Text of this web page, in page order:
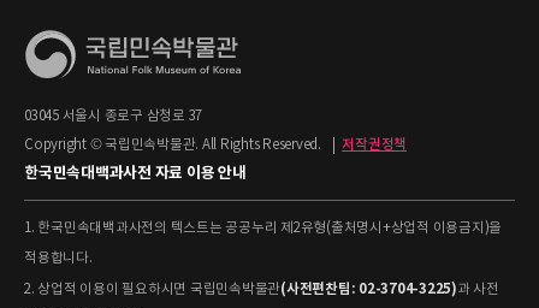
03045 서울시 종로구 삼청로 37
Copyright © 국립민속박물관. All Rights Reserved.
저작권정책
한국민속대백과사전 자료 이용 안내
1. 한국민속대백과사전의 텍스트는 공공누리 제2유형(출처명시+상업적 이용금지)을
적용합니다.
2. 상업적 이용이 필요하시면 국립민속박물관(사전편찬팀: 02-3704-3225)과 사전